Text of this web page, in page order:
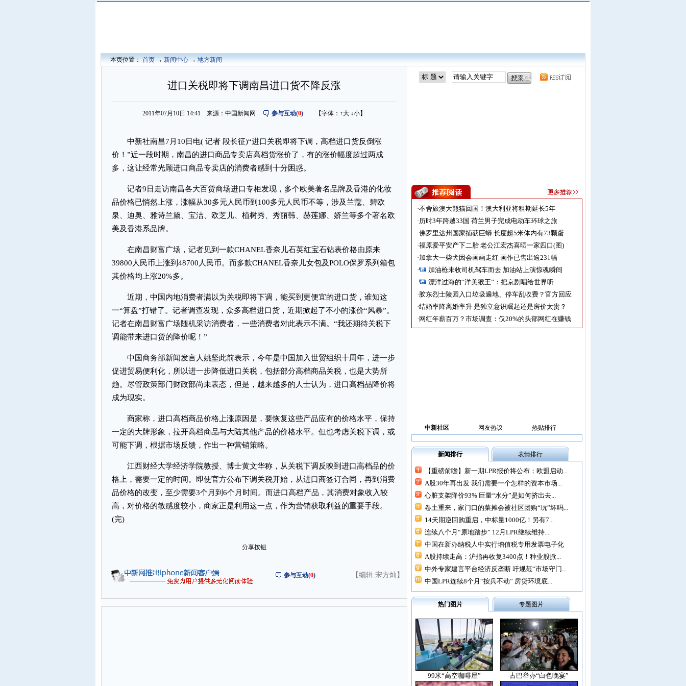
本页位置：首页→新闻中心→地方新闻
进口关税即将下调南昌进口货不降反涨
2011年07月10日 14:41 来源：中国新闻网 参与互动(0) 【字体： ↑大 ↓小】
中新社南昌7月10日电( 记者 段长征)“进口关税即将下调，高档进口货反倒涨
价！”近一段时期，南昌的进口商品专卖店高档货涨价了，有的涨价幅度超过两成
多，这让经常光顾进口商品专卖店的消费者感到十分困惑。
记者9日走访南昌各大百货商场进口专柜发现，多个欧美著名品牌及香港的化妆
品价格已悄然上涨，涨幅从30多元人民币到100多元人民币不等，涉及兰蔻、碧欧
泉、迪奥、雅诗兰黛、宝洁、欧芝儿、植树秀、秀丽韩、赫莲娜、娇兰等多个著名欧
美及香港系品牌。
在南昌财富广场，记者见到一款CHANEL香奈儿石英红宝石钻表价格由原来
39800人民币上涨到48700人民币。而多款CHANEL香奈儿女包及POLO保罗系列箱包
其价格均上涨20%多。
近期，中国内地消费者满以为关税即将下调，能买到更便宜的进口货，谁知这
一“算盘”打错了。记者调查发现，众多高档进口货，近期掀起了不小的涨价“风暴”。
记者在南昌财富广场随机采访消费者，一些消费者对此表示不满。“我还期待关税下
调能带来进口货的降价呢！”
中国商务部新闻发言人姚坚此前表示，今年是中国加入世贸组织十周年，进一步
促进贸易便利化，所以进一步降低进口关税，包括部分高档商品关税，也是大势所
趋。尽管政策部门财政部尚未表态，但是，越来越多的人士认为，进口高档品降价将
成为现实。
商家称，进口高档商品价格上涨原因是，要恢复这些产品应有的价格水平，保持
一定的大牌形象，拉开高档商品与大陆其他产品的价格水平。但也考虑关税下调，或
可能下调，根据市场反馈，作出一种营销策略。
江西财经大学经济学院教授、博士黄文华称，从关税下调反映到进口高档品的价
格上，需要一定的时间。即使官方公布下调关税开始，从进口商签订合同，再到消费
品价格的改变，至少需要3个月到6个月时间。而进口高档产品，其消费对象收入较
高，对价格的敏感度较小，商家正是利用这一点，作为营销获取利益的重要手段。
(完)
分享按钮
参与互动(0) 【编辑:宋方灿】
·不舍旅澳大熊猫回国！澳大利亚将租期延长5年
·历时3年跨越33国 荷兰男子完成电动车环球之旅
·佛罗里达州国家捕获巨蟒 长度超5米体内有73颗蛋
·福原爱平安产下二胎 老公江宏杰喜晒一家四口(图)
·加拿大一柴犬因会画画走红 画作已售出逾231幅
·
加油枪未收司机驾车而去 加油站上演惊魂瞬间
·
漂洋过海的“洋美猴王”：把京剧唱给世界听
·胶东烈士陵园入口垃圾遍地、停车乱收费？官方回应
·结婚率降离婚率升 是独立意识崛起还是房价太贵？
· 网红年薪百万？市场调查：仅20%的头部网红在赚钱
中新社区 网友热议 热贴排行
新闻排行 表情排行
【重磅前瞻】新一期LPR报价将公布；欧盟启动...
A股30年再出发 我们需要一个怎样的资本市场...
心脏支架降价93% 巨量“水分”是如何挤出去...
卷土重来，家门口的菜摊会被社区团购“玩”坏吗...
14天期逆回购重启，中标量1000亿！另有7...
连续八个月“原地踏步” 12月LPR继续维持...
中国在新办纳税人中实行增值税专用发票电子化
A股持续走高：沪指再收复3400点！种业股掀...
中外专家建言平台经济反垄断 吁规范“市场守门...
中国LPR连续8个月“按兵不动” 房贷环境底...
热门图片 专题图片
99米“高空咖啡屋” 古巴举办“白色晚宴”